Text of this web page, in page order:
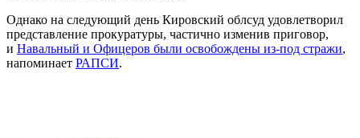
Однако на следующий день Кировский облсуд удовлетворил
представление прокуратуры, частично изменив приговор,
и Навальный и Офицеров были освобождены из-под стражи,
напоминает РАПСИ.